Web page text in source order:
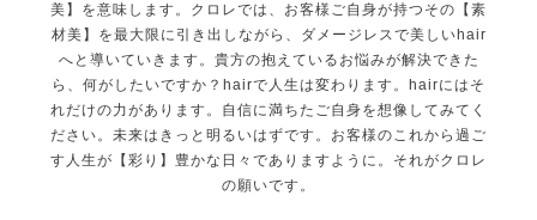
美】を意味します。クロレでは、お客様ご自身が持つその【素
材美】を最大限に引き出しながら、ダメージレスで美しいhair
へと導いていきます。貴方の抱えているお悩みが解決できた
ら、何がしたいですか？hairで人生は変わります。hairにはそ
れだけの力があります。自信に満ちたご自身を想像してみてく
ださい。未来はきっと明るいはずです。お客様のこれから過ご
す人生が【彩り】豊かな日々でありますように。それがクロレ
の願いです。